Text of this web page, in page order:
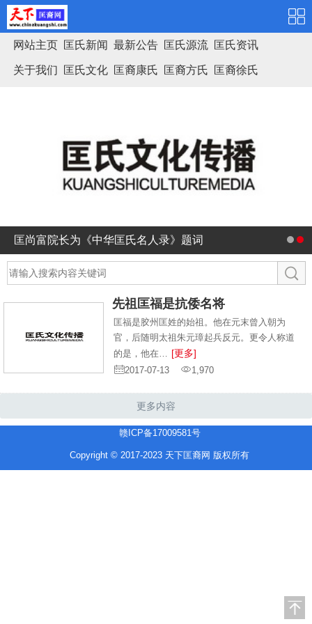
网站主页 匡氏新闻 最新公告 匡氏源流 匡氏资讯
关于我们 匡氏文化 匡裔康氏 匡裔方氏 匡裔徐氏
匡尚富院长为《中华匡氏名人录》题词
先祖匡福是抗倭名将
匡福是胶州匡姓的始祖。他在元末曾入朝为
官，后随明太祖朱元璋起兵反元。更令人称道
的是，他在…
[更多]
2017-07-13 1,970
更多内容
赣ICP备17009581号
Copyright © 2017-2023 天下匡裔网 版权所有